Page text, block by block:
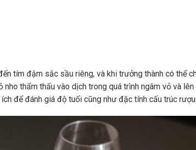
tím đậm sắc sầu riêng, và khi trưởng thành có thể
thẩm thấu vào dịch trong quá trình ngâm vỏ và lên
để đánh giá độ tuổi cũng như đặc tính cấu trúc rượu.